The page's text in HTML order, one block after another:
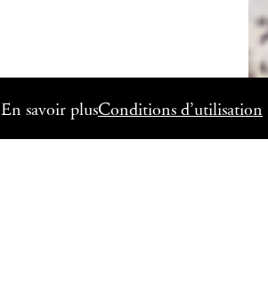
En savoir plusConditions d’utilisation